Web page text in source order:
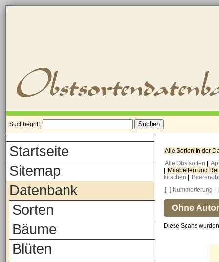
Suchbegriff:
Startseite
Sitemap
Datenbank
Sorten
Bäume
Blüten
Alle Sorten in der
Alle Obstsorten
Mirabellen und
kirschen
[_] Nummerierung
Ohne
Diese Scans